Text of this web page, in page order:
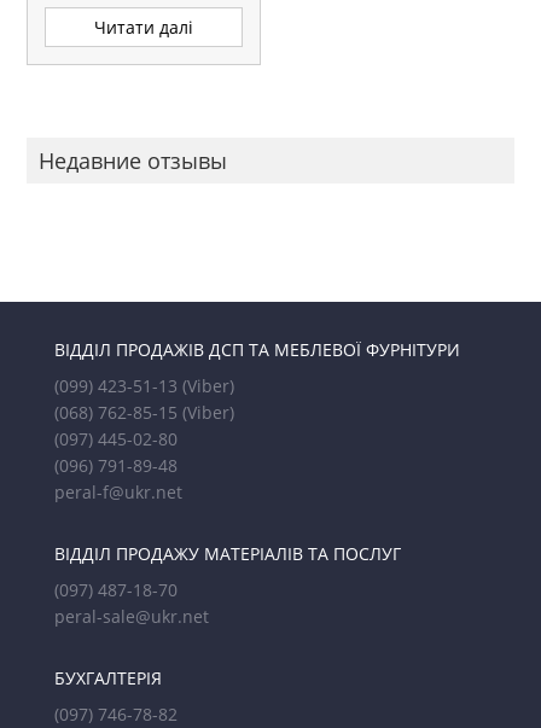
Читати далі
Недавние отзывы
ВІДДІЛ ПРОДАЖІВ ДСП ТА МЕБЛЕВОЇ ФУРНІТУРИ
(099) 423-51-13 (Viber)
(068) 762-85-15 (Viber)
(097) 445-02-80
(096) 791-89-48
peral-f@ukr.net
ВІДДІЛ ПРОДАЖУ МАТЕРІАЛІВ ТА ПОСЛУГ
(097) 487-18-70
peral-sale@ukr.net
БУХГАЛТЕРІЯ
(097) 746-78-82